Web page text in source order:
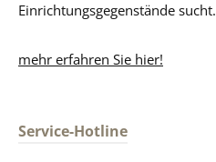
Einrichtungsgegenstände sucht.
mehr erfahren Sie hier!
Service-Hotline